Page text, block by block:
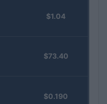
$1.04
$73.40
$0.190